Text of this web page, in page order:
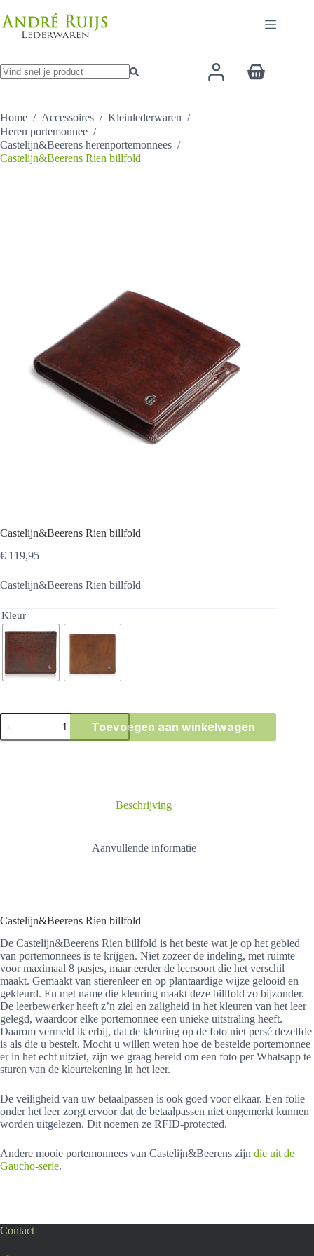
naar
de
variaties.
Home / Accessoires / Kleinlederwaren /
Heren portemonnee /
Castelijn&Beerens herenportemonnees /
Castelijn&Beerens Rien billfold
Castelijn&Beerens Rien billfold
€ 119,95
Castelijn&Beerens Rien billfold
Kleur
Castelijn&Beerens
Rien
billfold
Toevoegen aan winkelwagen
Beschrijving
Aanvullende informatie
Castelijn&Beerens Rien billfold
De Castelijn&Beerens Rien billfold is het beste wat je op het gebied
van portemonnees is te krijgen. Niet zozeer de indeling, met ruimte
voor maximaal 8 pasjes, maar eerder de leersoort die het verschil
maakt. Gemaakt van stierenleer en op plantaardige wijze gelooid en
gekleurd. En met name die kleuring maakt deze billfold zo bijzonder.
De leerbewerker heeft z’n ziel en zaligheid in het kleuren van het leer
gelegd, waardoor elke portemonnee een unieke uitstraling heeft.
Daarom vermeld ik erbij, dat de kleuring op de foto niet persé dezelfde
is als die u bestelt. Mocht u willen weten hoe de bestelde portemonnee
er in het echt uitziet, zijn we graag bereid om een foto per Whatsapp te
sturen van de kleurtekening in het leer.
De veiligheid van uw betaalpassen is ook goed voor elkaar. Een folie
onder het leer zorgt ervoor dat de betaalpassen niet ongemerkt kunnen
worden uitgelezen. Dit noemen ze RFID-protected.
Andere mooie portemonnees van Castelijn&Beerens zijn die uit de
Gaucho-serie.
Contact